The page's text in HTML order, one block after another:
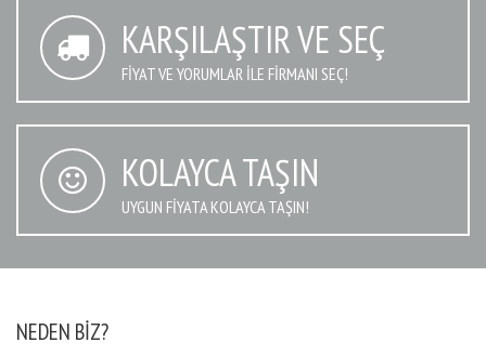
KARŞILAŞTIR VE SEÇ
FIYAT VE YORUMLAR İLE FIRMANI SEÇ!
KOLAYCA TAŞIN
UYGUN FIYATA KOLAYCA TAŞIN!
NEDEN BIZ?